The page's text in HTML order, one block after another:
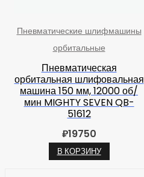
Пневматические шлифмашины
орбитальные
Пневматическая
орбитальная шлифовальная
машина 150 мм, 12000 об/
мин MIGHTY SEVEN QB-
51612
₽19750
В КОРЗИНУ